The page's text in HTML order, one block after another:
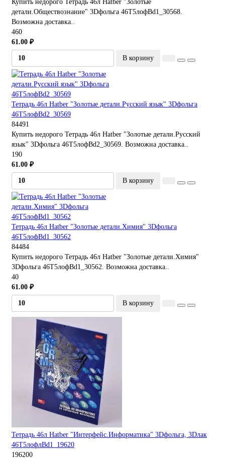
Купить недорого Тетрадь 46л Hatber "Золотые
детали.Обществознание" 3Dфольга 46Т5лофBd1_30568.
Возможна доставка..
460
61.00 ₽
В корзину
Тетрадь 46л Hatber "Золотые детали.Русский язык" 3Dфольга
46Т5лофBd2_30569
84491
Купить недорого Тетрадь 46л Hatber "Золотые детали.Русский
язык" 3Dфольга 46Т5лофBd2_30569. Возможна доставка..
190
61.00 ₽
В корзину
Тетрадь 46л Hatber "Золотые детали.Химия" 3Dфольга
46Т5лофBd1_30562
84484
Купить недорого Тетрадь 46л Hatber "Золотые детали.Химия"
3Dфольга 46Т5лофBd1_30562. Возможна доставка..
40
61.00 ₽
В корзину
Тетрадь 46л Hatber "Интерфейс.Информатика" 3Dфольга, 3Dлак
46Т5лофлBd1_19620
196200